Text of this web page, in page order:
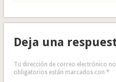
Deja una
Tu dirección de correo electrónico
obligatorios están marcados con *